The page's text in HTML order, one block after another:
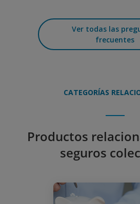
Ver todas las
frecuentes
CATEGORÍAS
Productos
seguros